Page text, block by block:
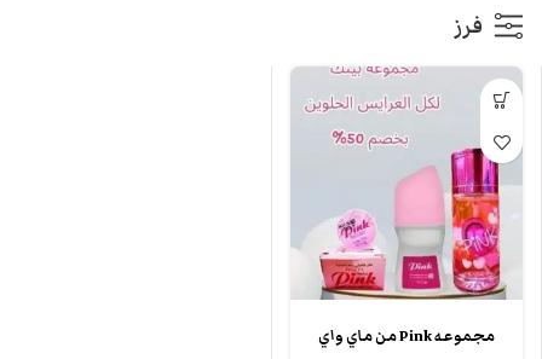
فرز
مجموعه Pink من ماي واي